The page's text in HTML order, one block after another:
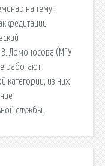
на тему:
В. Ломоносова (МГУ
работают
категории, из них.
службы.